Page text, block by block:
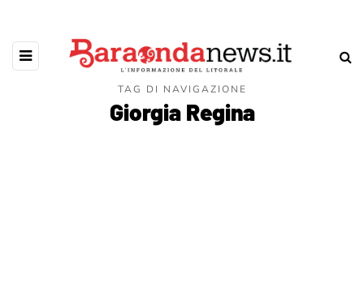
TAG DI NAVIGAZIONE
Giorgia Regina